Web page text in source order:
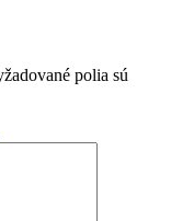
polia sú